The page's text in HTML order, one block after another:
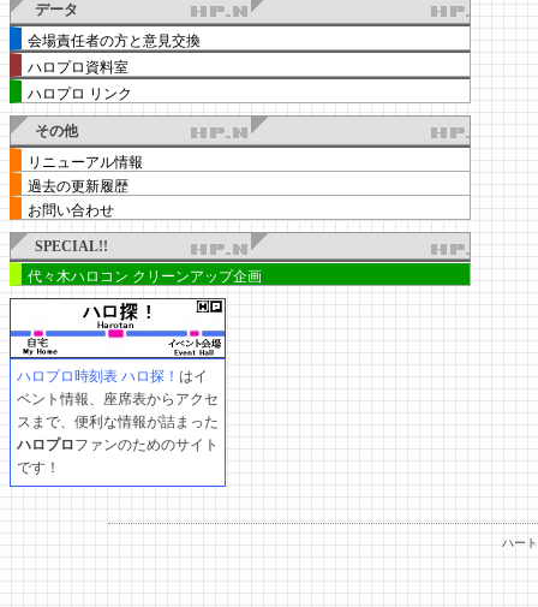
データ
会場責任者の方と意見交換
ハロプロ資料室
ハロプロ リンク
その他
リニューアル情報
過去の更新履歴
お問い合わせ
SPECIAL!!
代々木ハロコン クリーンアップ企画
ハロプロ時刻表 ハロ探！ はイ
ベント情報、座席表からアクセ
スまで、便利な情報が詰まった
ハロプロファンのためのサイト
です！
ハー